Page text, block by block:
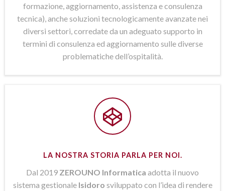
formazione, aggiornamento, assistenza e consulenza
tecnica), anche soluzioni tecnologicamente avanzate nei
diversi settori, corredate da un adeguato supporto in
termini di consulenza ed aggiornamento sulle diverse
problematiche dell’ospitalità.
LA NOSTRA STORIA PARLA PER NOI.
Dal 2019 ZEROUNO Informatica adotta il nuovo
sistema gestionale Isidoro sviluppato con l’idea di rendere